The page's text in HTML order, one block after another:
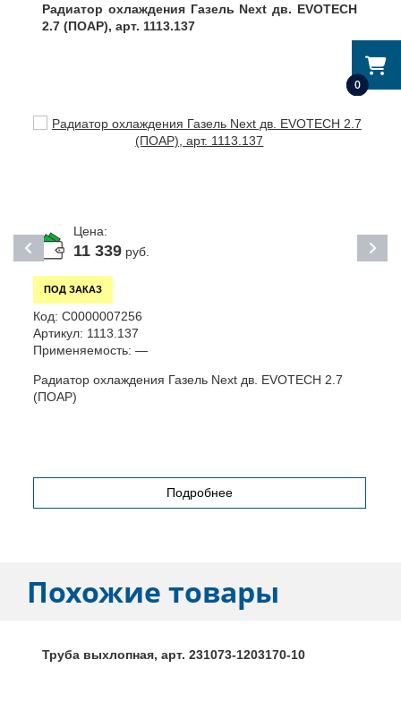
0
Радиатор охлаждения Газель Next дв. EVOTECH
2.7 (ПОАР), арт. 1113.137
Цена:
11 339руб.
ПОД ЗАКАЗ
Код: С0000007256
Артикул: 1113.137
Применяемость: —
Радиатор охлаждения Газель Next дв. EVOTECH 2.7
(ПОАР)
Подробнее
Похожие товары
Труба выхлопная, арт. 231073-1203170-10